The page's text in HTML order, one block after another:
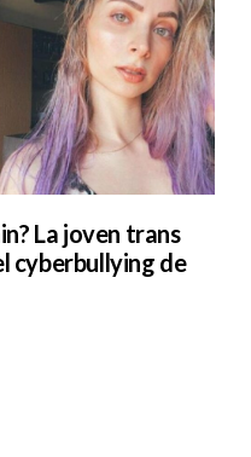
La joven trans
cyberbullying de